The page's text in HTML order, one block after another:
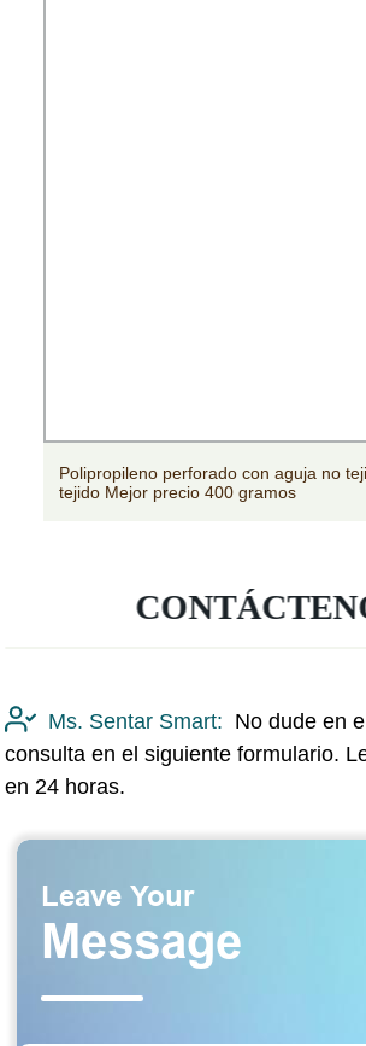
no tejido Geotextil no
Bolso de
Ms. Sentar Smart: No dude en
consulta en el siguiente formulario.
en 24 horas.